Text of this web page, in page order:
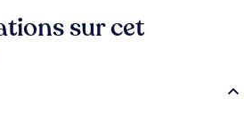
sur cet